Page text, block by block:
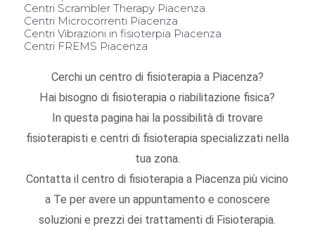
Centri Scrambler Therapy Piacenza
Centri Microcorrenti Piacenza
Centri Vibrazioni in fisioterpia Piacenza
Centri FREMS Piacenza
Cerchi un centro di fisioterapia a Piacenza?
Hai bisogno di fisioterapia o riabilitazione fisica?
In questa pagina hai la possibilità di trovare
fisioterapisti e centri di fisioterapia specializzati nella
tua zona.
Contatta il centro di fisioterapia a Piacenza più vicino
a Te per avere un appuntamento e conoscere
soluzioni e prezzi dei trattamenti di Fisioterapia.